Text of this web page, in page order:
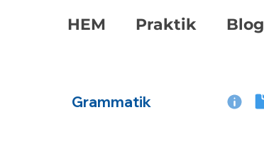
HEM Praktik Blog
Grammatik